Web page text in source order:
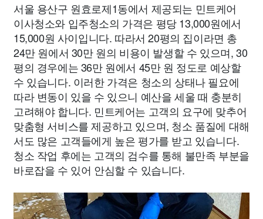
서울 용산구 원효로제1동에서 제공되는 민트케어
이사청소와 입주청소의 가격은 평당 13,000원에서
15,000원 사이입니다. 따라서 20평의 집이라면 총
24만 원에서 30만 원의 비용이 발생할 수 있으며, 30
평의 경우에는 36만 원에서 45만 원 정도로 예상할
수 있습니다. 이러한 가격은 청소의 상태나 필요에
따라 변동이 있을 수 있으니 예산을 세울 때 충분히
고려해야 합니다. 민트케어는 고객의 요구에 맞추어
맞춤형 서비스를 제공하고 있으며, 청소 품질에 대해
서도 많은 고객들에게 높은 평가를 받고 있습니다.
청소 작업 후에는 고객의 검수를 통해 불만족 부분을
바로잡을 수 있어 안심할 수 있습니다.